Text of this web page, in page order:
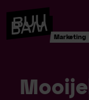
Marketing